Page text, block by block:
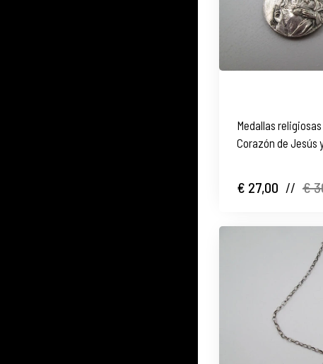
Medallas
Corazón de Jesús
€ 27,00 // €